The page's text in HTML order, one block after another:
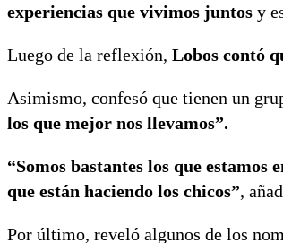
experiencias que vivimos juntos y
Luego de la reflexión, Lobos contó
Asimismo, confesó que tienen un
los que mejor nos llevamos”.
“Somos bastantes los que estamos
que están haciendo los chicos”,
Por último, reveló algunos de los